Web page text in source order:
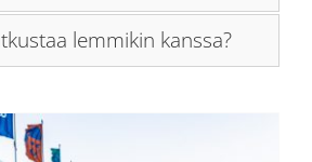
lemmikin kanssa?